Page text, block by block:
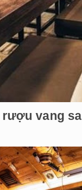
vang